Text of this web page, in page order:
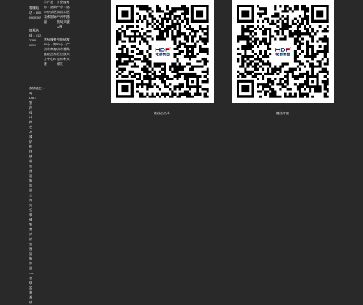
客服电
话：400-
6668-369
联系热
线：132-
3398-
6051
工厂总
部：洛阳
市伊滨区
花都国际
园
外贸服务
中心：洛
阳西工区
中州中路
数码大厦
A座
营销服务
中心：郑
州市商都
路建正东
方中心B
座
智能研发
中心：广
州市番禺
区汉溪大
道保利大
都汇
友情链接：
4g
DTU
室
内
设
计
网
艺
术
漆
炉
料
拼
接
屏
全
屋
定
制
加
盟
上
海
办
公
装
修
智
慧
消
防
全
屋
定
制
加
盟
voc
在
线
监
测
系
统
微信公众号 微信客服